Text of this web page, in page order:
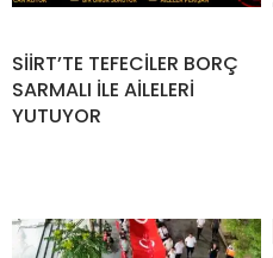
SİİRT’TE TEFECİLER BORÇ
SARMALI İLE AİLELERİ
YUTUYOR